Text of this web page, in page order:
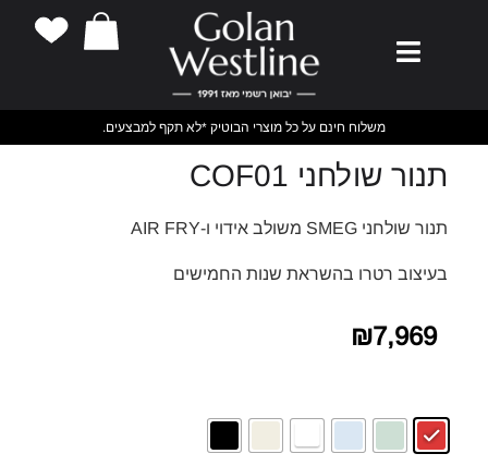
משלוח חינם על כל מוצרי הבוטיק *לא תקף למבצעים.
תנור שולחני COF01
תנור שולחני SMEG משולב אידוי ו-AIR FRY
בעיצוב רטרו בהשראת שנות החמישים
₪7,969